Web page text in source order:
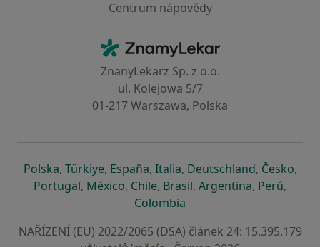
Centrum nápovědy
ZnamyLekar - Hlavní stránka
ZnanyLekarz Sp. z o.o.
ul. Kolejowa 5/7
01-217 Warszawa, Polska
Polskase otevře v nové záložce
, Türkiyese otevře v nové záložce
, Españase otevře v nové záložce
, Italiase otevře v nové záložce
, Deutschlandse otevře v
, Českose
,
Portugalse otevře v nové záložce
, Méxicose otevře v nové záložce
, Chilese otevře v nové záložce
, Brasilse otevře v nové
, Argentinase otevře v
, Perúse
,
Colombia
NAŘÍZENÍ (EU) 2022/2065 (DSA) článek 24: 15.395.179